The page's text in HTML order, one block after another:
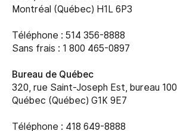
Montréal (Québec) H1L 6P3
Téléphone : 514 356-8888
Sans frais : 1 800 465-0897
Bureau de Québec
320, rue Saint-Joseph Est, bureau 100
Québec (Québec) G1K 9E7
Téléphone : 418 649-8888